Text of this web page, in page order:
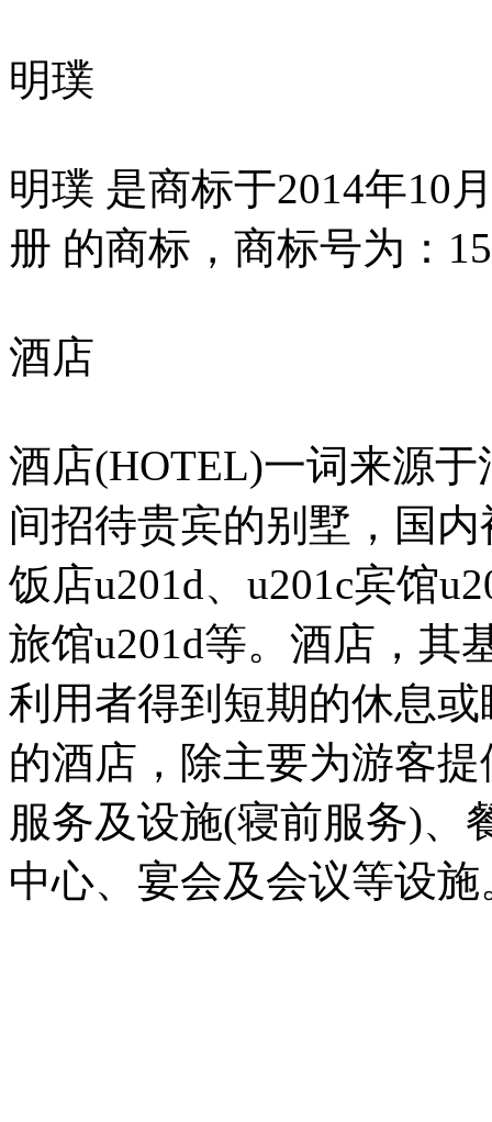
明璞
明璞 是商标于2014年10
册 的商标，商标号为：
酒店
酒店(HOTEL)一词来源
间招待贵宾的别墅，国内
饭店u201d、u201c宾馆
旅馆u201d等。酒店，其
利用者得到短期的休息
的酒店，除主要为游客
服务及设施(寝前服务)、
中心、宴会及会议等设施